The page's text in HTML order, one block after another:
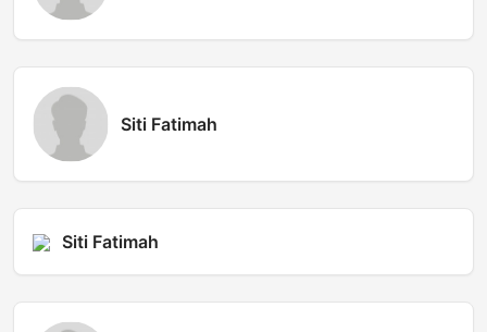
Siti Fatimah
Siti Fatimah